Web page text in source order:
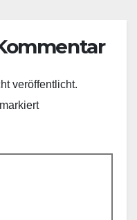
veröffentlicht.
markiert